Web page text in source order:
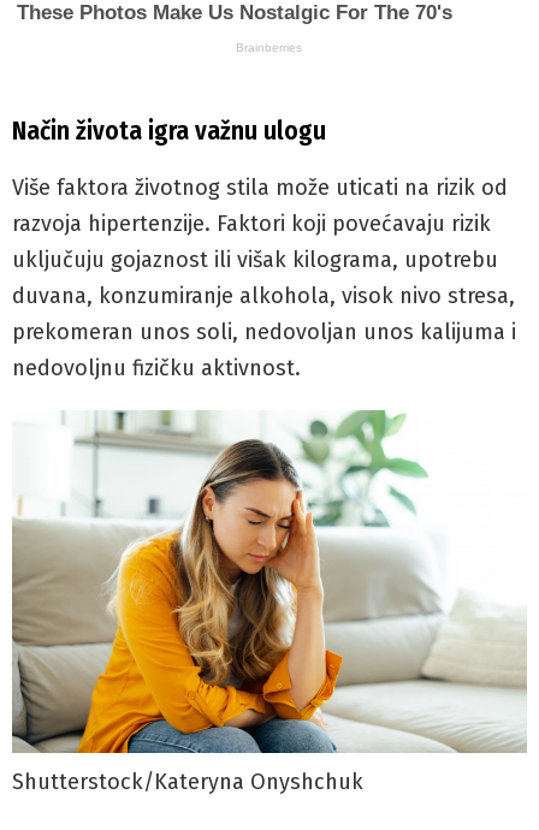
Način života igra važnu ulogu
Više faktora životnog stila može uticati na rizik od
razvoja hipertenzije. Faktori koji povećavaju rizik
uključuju gojaznost ili višak kilograma, upotrebu
duvana, konzumiranje alkohola, visok nivo stresa,
prekomeran unos soli, nedovoljan unos kalijuma i
nedovoljnu fizičku aktivnost.
Shutterstock/Kateryna Onyshchuk